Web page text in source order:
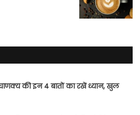
की इन 4 बातों का रखें ध्यान, खुल